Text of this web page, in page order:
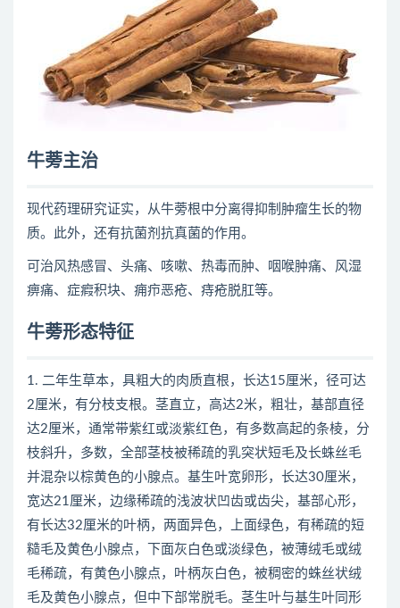
牛蒡主治
现代药理研究证实，从牛蒡根中分离得抑制肿瘤生长的物
质。此外，还有抗菌剂抗真菌的作用。
可治风热感冒、头痛、咳嗽、热毒而肿、咽喉肿痛、风湿
痹痛、症瘕积块、痈疖恶疮、痔疮脱肛等。
牛蒡形态特征
1. 二年生草本，具粗大的肉质直根，长达15厘米，径可达
2厘米，有分枝支根。茎直立，高达2米，粗壮，基部直径
达2厘米，通常带紫红或淡紫红色，有多数高起的条棱，分
枝斜升，多数，全部茎枝被稀疏的乳突状短毛及长蛛丝毛
并混杂以棕黄色的小腺点。基生叶宽卵形，长达30厘米，
宽达21厘米，边缘稀疏的浅波状凹齿或齿尖，基部心形，
有长达32厘米的叶柄，两面异色，上面绿色，有稀疏的短
糙毛及黄色小腺点，下面灰白色或淡绿色，被薄绒毛或绒
毛稀疏，有黄色小腺点，叶柄灰白色，被稠密的蛛丝状绒
毛及黄色小腺点，但中下部常脱毛。茎生叶与基生叶同形